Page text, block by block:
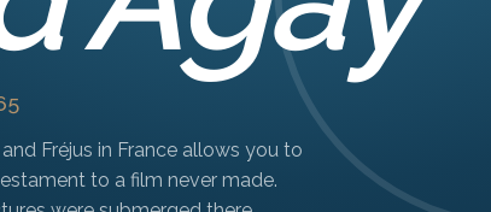
Fréjus in France allows you to
to a film never made.